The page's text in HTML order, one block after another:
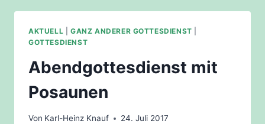
AKTUELL GANZ ANDERER GOTTESDIENST
GOTTESDIENST
Abendgottesdienst mit
Posaunen
Von Karl-Heinz Knauf 24. Juli 2017